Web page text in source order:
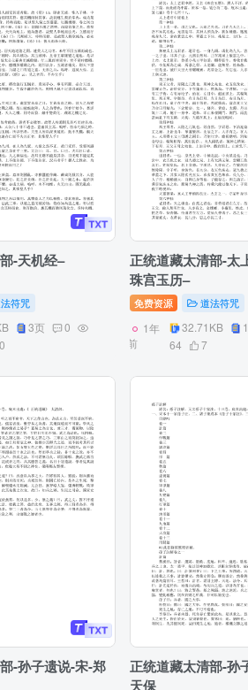
-天机经–
符咒
3页
0
正统道藏太清部-太
珠宫玉历–
免费资源 道法符咒
1年
前
32.71KB
64
7
-孙子遗说-宋-郑
正统道藏太清部-孙
天保